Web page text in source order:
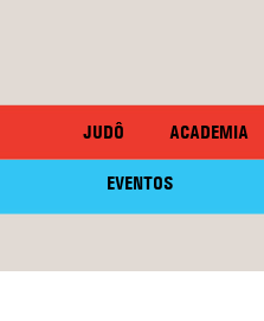
JUDÔ ACADEMIA
EVENTOS